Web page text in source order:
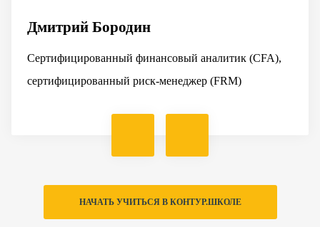
Дмитрий Бородин
Сертифицированный финансовый аналитик (CFA),
сертифицированный риск‑менеджер (FRM)
НАЧАТЬ УЧИТЬСЯ В КОНТУР.ШКОЛЕ